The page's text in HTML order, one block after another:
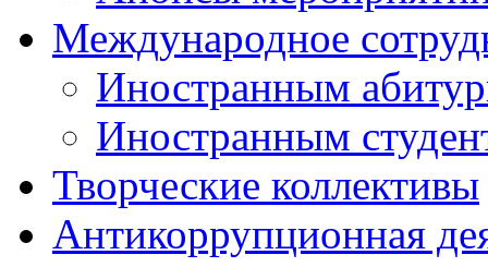
Международное
Иностранным
Иностранным
Творческие коллективы
Антикоррупционная